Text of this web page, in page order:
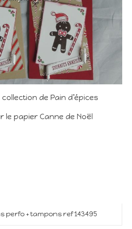
de Pain d’épices
le papier Canne de Noël
perfo + tampons ref 143495